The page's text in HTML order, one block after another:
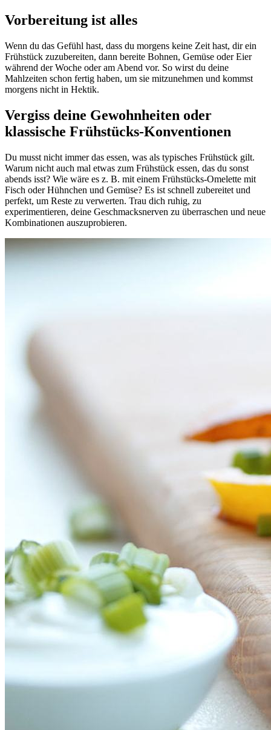
Vorbereitung ist alles
Wenn du das Gefühl hast, dass du morgens keine Zeit hast, dir ein
Frühstück zuzubereiten, dann bereite Bohnen, Gemüse oder Eier
während der Woche oder am Abend vor. So wirst du deine
Mahlzeiten schon fertig haben, um sie mitzunehmen und kommst
morgens nicht in Hektik.
Vergiss deine Gewohnheiten oder
klassische Frühstücks-Konventionen
Du musst nicht immer das essen, was als typisches Frühstück gilt.
Warum nicht auch mal etwas zum Frühstück essen, das du sonst
abends isst? Wie wäre es z. B. mit einem Frühstücks-Omelette mit
Fisch oder Hühnchen und Gemüse? Es ist schnell zubereitet und
perfekt, um Reste zu verwerten. Trau dich ruhig, zu
experimentieren, deine Geschmacksnerven zu überraschen und neue
Kombinationen auszuprobieren.